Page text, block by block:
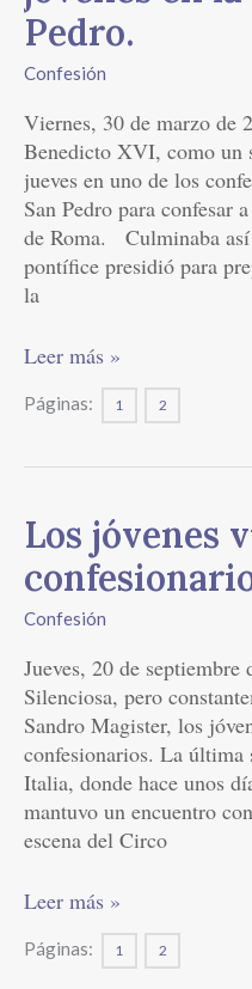
Pedro.
Confesión
Viernes, 30 de marzo de
Benedicto XVI, como un
jueves en uno de los
San Pedro para confesar
de Roma. Culminaba
pontífice presidió para
la
a
jóvenes
en
la
Basílica
de
San
Pedro.
Leer más »
Páginas: 1 2
Los jóvenes
Confesión
Jueves, 20 de
Silenciosa, pero
Sandro Magister, los
confesionarios. La última
Italia, donde hace unos
mantuvo un encuentro
escena del Circo
Los
jóvenes
vuelven
al
masivamente
Leer más »
Páginas: 1 2